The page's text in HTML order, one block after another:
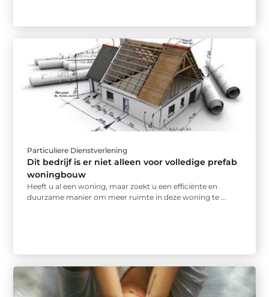
Particuliere Dienstverlening
Dit bedrijf is er niet alleen voor volledige prefab
woningbouw
Heeft u al een woning, maar zoekt u een efficiënte en
duurzame manier om meer ruimte in deze woning te ...